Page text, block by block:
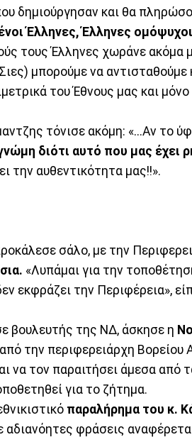
δημιούργησαν και θα
Έλληνες, Έλληνες
τους Έλληνες χωράνε ακόμα
μπορούμε να αντισταθούμε
του Έθνους μας και μόνο
τόνισε ακόμη: «...Αν το
διότι αυτό που μας έχει
την αυθεντικότητα μας!!».
σάλο, με την
«Λυπάμαι για την
εκφράζει την Περιφέρεια»,
βουλευτής της ΝΔ, άσκησε η
την περιφερειάρχη Βορείου
να τον παραιτήσει άμεσα από
για το ζήτημα.
παραλήρημα του κ.
αδιανόητες φράσεις